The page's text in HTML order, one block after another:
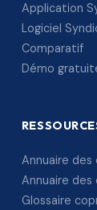
Application
Logiciel
Comparatif
Démo
Annuaire
Annuaire des
Glossaire